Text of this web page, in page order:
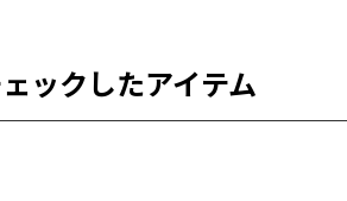
ックしたアイテム